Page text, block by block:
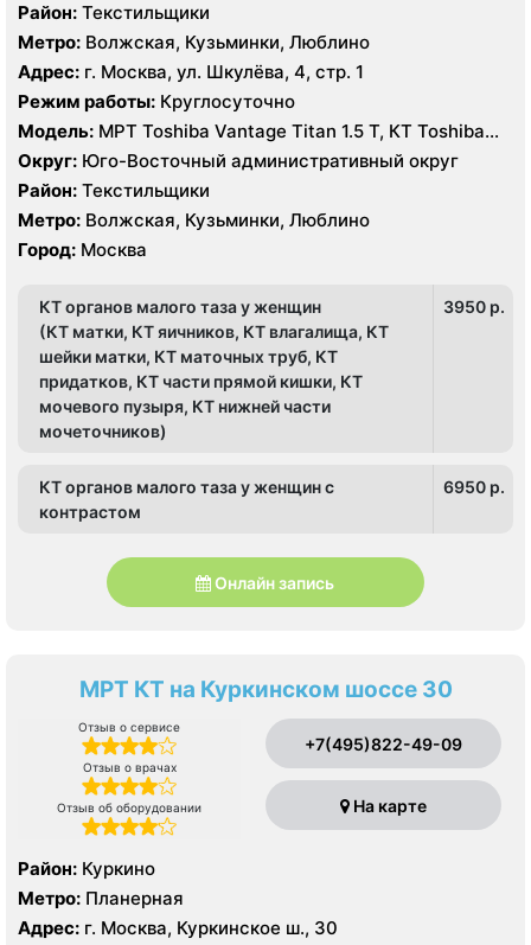
Район: Текстильщики
Метро: Волжская, Кузьминки, Люблино
Адрес: г. Москва, ул. Шкулёва, 4, стр. 1
Режим работы: Круглосуточно
Модель: МРТ Toshiba Vantage Titan 1.5 T, КТ Toshiba
Aquilion Prime 160 срезов, УЗИ
Округ: Юго-Восточный административный округ
Район: Текстильщики
Метро: Волжская, Кузьминки, Люблино
Город: Москва
КТ органов малого таза у женщин
(КТ матки, КТ яичников, КТ влагалища, КТ
шейки матки, КТ маточных труб, КТ
придатков, КТ части прямой кишки, КТ
мочевого пузыря, КТ нижней части
мочеточников)
3950 p.
КТ органов малого таза у женщин с
контрастом
6950 p.
Онлайн запись
МРТ КТ на Куркинском шоссе 30
Отзыв о сервисе
Отзыв о врачах
Отзыв об оборудовании
+7(495)822-49-09
На карте
Район: Куркино
Метро: Планерная
Адрес: г. Москва, Куркинское ш., 30